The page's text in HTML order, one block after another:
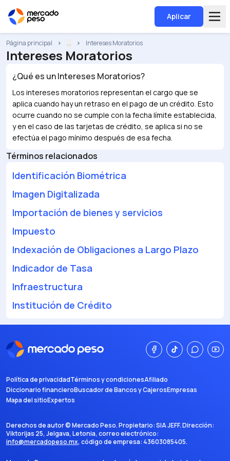
Aplicar
Página principal ... Intereses Moratorios
Intereses Moratorios
¿Qué es unIntereses Moratorios?
Los intereses moratorios representan el cargo que se
aplica cuando hay un retraso en el pago de un crédito. Esto
ocurre cuando no se cumple con la fecha límite establecida,
y en el caso de las tarjetas de crédito, se aplica si no se
efectúa el pago mínimo después de esa fecha.
Términos relacionados
Identificación Biométrica
Imagen Digitalizada
Importación de bienes y servicios
Impuesto
Indexación de Obligaciones a Largo Plazo
Indicador de Tasa
Infraestructura
Institución de Crédito
Política de privacidadTérminos y condicionesAfiliado
Diccionario financieroBuscador de Bancos y CajerosEmpresas
Mapa del sitioExpertos
Derechos de autor ©Mercado Peso. Propietario:SIA JEFF. Dirección:
Viktorijas 25, Jelgava, Letonia, correo electrónico:
info@mercadopeso.mx, código de empresa: 43603085405.